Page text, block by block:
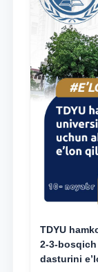
TDYU
2-3-
dasturini